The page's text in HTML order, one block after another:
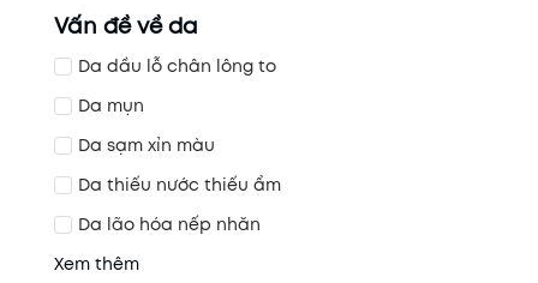
Vấn đề về da
Da dầu lỗ chân lông to
Da mụn
Da sạm xỉn màu
Da thiếu nước thiếu ẩm
Da lão hóa nếp nhăn
Xem thêm